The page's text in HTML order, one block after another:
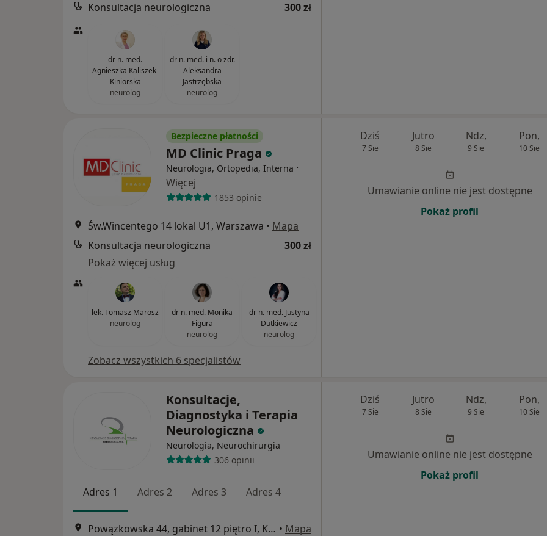
Konsultacja neurologiczna
300 zł
dr n. med.
Agnieszka Kaliszek-
Kiniorska
neurolog
dr n. med. i n. o zdr.
Aleksandra
Jastrzębska
neurolog
Bezpieczne płatności
MD Clinic Praga
Neurologia, Ortopedia, Interna ·
Więcej
1853 opinie
Św.Wincentego 14 lokal U1, Warszawa • Mapa
Konsultacja neurologiczna
300 zł
Pokaż więcej usług
lek. Tomasz Marosz
neurolog
dr n. med. Monika
Figura
neurolog
dr n. med. Justyna
Dutkiewicz
neurolog
Zobacz wszystkich 6 specjalistów
Dziś
7 Sie
Jutro
8 Sie
Ndz,
9 Sie
Pon,
10 Sie
Umawianie online nie jest dostępne
Pokaż profil
Konsultacje,
Diagnostyka i Terapia
Neurologiczna
Neurologia, Neurochirurgia
306 opinii
Adres 1 Adres 2 Adres 3 Adres 4
Powązkowska 44, gabinet 12 piętro I, KONSULTACJE NEUROLOGICZNE, Warszawa • Mapa
Dziś
7 Sie
Jutro
8 Sie
Ndz,
9 Sie
Pon,
10 Sie
Umawianie online nie jest dostępne
Pokaż profil